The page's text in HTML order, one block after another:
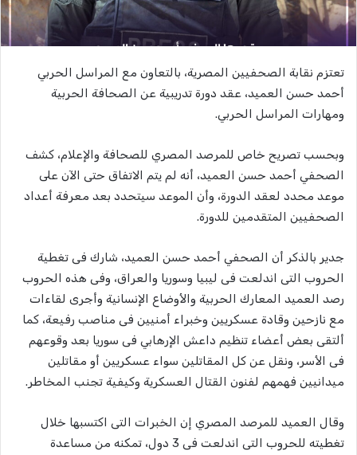
تعتزم نقابة الصحفيين المصرية، بالتعاون مع المراسل الحربي
أحمد حسن العميد، عقد دورة تدريبية عن الصحافة الحربية
ومهارات المراسل الحربي.
وبحسب تصريح خاص للمرصد المصري للصحافة والإعلام، كشف
الصحفي أحمد حسن العميد، أنه لم يتم الاتفاق حتى الآن على
موعد محدد لعقد الدورة، وأن الموعد سيتحدد بعد معرفة أعداد
الصحفيين المتقدمين للدورة.
جدير بالذكر أن الصحفي أحمد حسن العميد، شارك فى تغطية
الحروب التى اندلعت فى ليبيا وسوريا والعراق، وفى هذه الحروب
رصد العميد المعارك الحربية والأوضاع الإنسانية وأجرى لقاءات
مع نازحين وقادة عسكريين وخبراء أمنيين فى مناصب رفيعة، كما
ألتقى بعض أعضاء تنظيم داعش الإرهابي فى سوريا بعد وقوعهم
فى الأسر، ونقل عن كل المقاتلين سواء عسكريين أو مقاتلين
ميدانيين فهمهم لفنون القتال العسكرية وكيفية تجنب المخاطر.
وقال العميد للمرصد المصري إن الخبرات التى اكتسبها خلال
تغطيته للحروب التى اندلعت فى 3 دول، تمكنه من مساعدة